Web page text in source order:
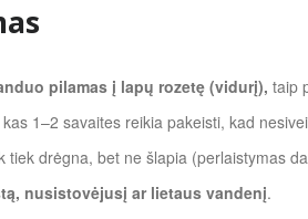
pilamas į lapų rozetę (vidurį), taip
1–2 savaites reikia pakeisti, kad
tiek drėgna, bet ne šlapia (perlaistymas
nusistovėjusį ar lietaus vandenį.